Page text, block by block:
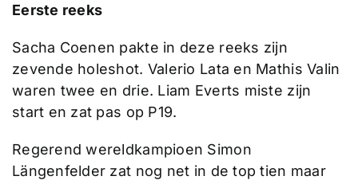
Eerste reeks
Sacha Coenen pakte in deze reeks zijn
zevende holeshot. Valerio Lata en Mathis Valin
waren twee en drie. Liam Everts miste zijn
start en zat pas op P19.
Regerend wereldkampioen Simon
Längenfelder zat nog net in de top tien maar